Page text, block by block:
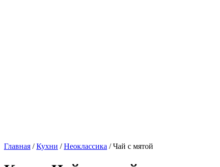
Главная /Кухни /Неоклассика / Чай с мятой